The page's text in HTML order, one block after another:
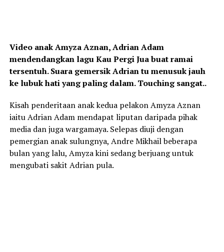
Video anak Amyza Aznan, Adrian Adam
mendendangkan lagu Kau Pergi Jua buat ramai
tersentuh. Suara gemersik Adrian tu menusuk jauh
ke lubuk hati yang paling dalam. Touching sangat..
Kisah penderitaan anak kedua pelakon Amyza Aznan
iaitu Adrian Adam mendapat liputan daripada pihak
media dan juga wargamaya. Selepas diuji dengan
pemergian anak sulungnya, Andre Mikhail beberapa
bulan yang lalu, Amyza kini sedang berjuang untuk
mengubati sakit Adrian pula.